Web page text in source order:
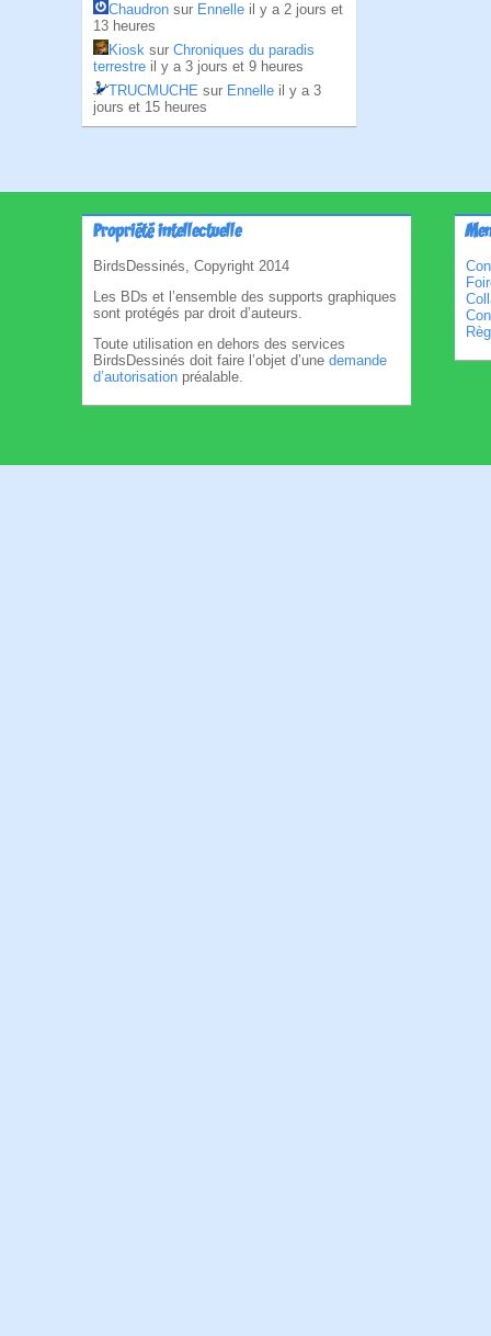
Chaudron sur Ennelle il y a 2 jours et
13 heures
Kiosk sur Chroniques du paradis
terrestre il y a 3 jours et 9 heures
TRUCMUCHE sur Ennelle il y a 3
jours et 15 heures
Propriété intellectuelle
BirdsDessinés, Copyright 2014
Les BDs et l’ensemble des supports graphiques
sont protégés par droit d’auteurs.
Toute utilisation en dehors des services
BirdsDessinés doit faire l’objet d’une demande
d’autorisation préalable.